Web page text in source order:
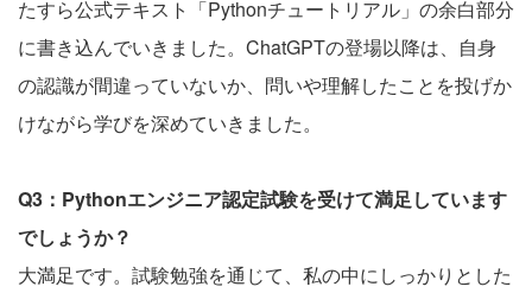
たすら公式テキスト「Pythonチュートリアル」の余白部分
に書き込んでいきました。ChatGPTの登場以降は、自身
の認識が間違っていないか、問いや理解したことを投げか
けながら学びを深めていきました。
Q3：Pythonエンジニア認定試験を受けて満足しています
でしょうか？
大満足です。試験勉強を通じて、私の中にしっかりとした